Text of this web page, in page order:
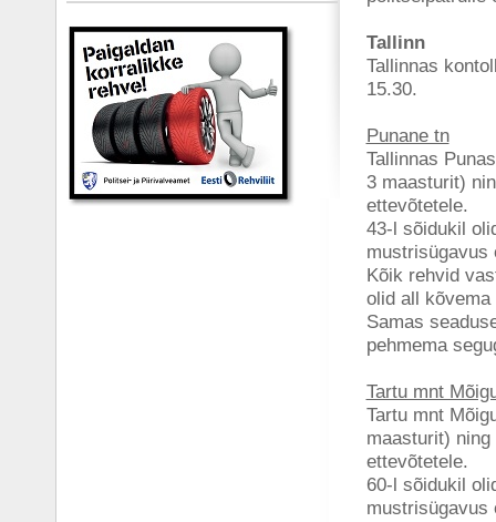
Tallinn
Tallinnas
15.30.
Punane tn
Tallinnas
3 maasturit)
ettevõtetele.
43-l sõidukil
mustrisügavus
Kõik rehvid
olid all
Samas
pehmema
Tartu mnt
Tartu mnt
maasturit)
ettevõtetele.
60-l sõidukil
mustrisügavus